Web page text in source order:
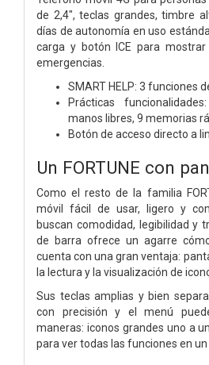
de 2,4", teclas grandes, timbre
días de autonomía en uso
carga y botón ICE para
emergencias.
SMART HELP: 3 funciones
Prácticas
manos libres, 9 memorias
Botón de acceso directo a
Un FORTUNE con
Como el resto de la familia
móvil fácil de usar, ligero y
buscan comodidad, legibilidad y
de barra ofrece un agarre
cuenta con una gran ventaja:
la lectura y la visualización de
Sus teclas amplias y bien
con precisión y el menú
maneras: iconos grandes uno a
para ver todas las funciones en un